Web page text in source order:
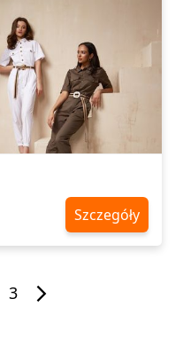
Szczegóły
3